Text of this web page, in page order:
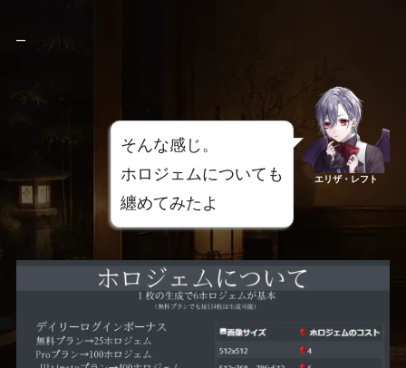
–
そんな感じ。
ホロジェムについても
纏めてみたよ
エリザ・レフト